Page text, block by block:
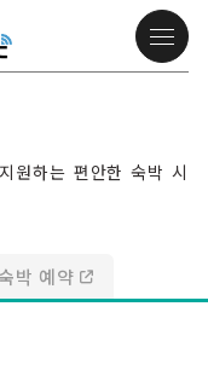
원하는 편안한 숙박 시
박 예약